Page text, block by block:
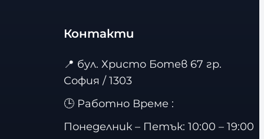
Контакти
📍 бул. Христо Ботев 67 гр.
София / 1303
🕒 Работно Време :
Понеделник – Петък: 10:00 – 19:00